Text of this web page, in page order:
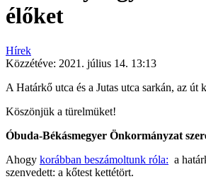
élőket
Hírek
Közzétéve: 2021. július 14. 13:13
A Határkő utca és a Jutas utca sarkán, az
Köszönjük a türelmüket!
Óbuda-Békásmegyer Önkormányzat
Ahogy korábban beszámoltunk róla: a
szenvedett: a kőtest kettétört.